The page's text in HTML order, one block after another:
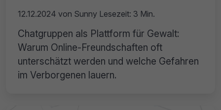
12.12.2024 von Sunny Lesezeit: 3 Min.
Chatgruppen als Plattform für Gewalt:
Warum Online-Freundschaften oft
unterschätzt werden und welche Gefahren
im Verborgenen lauern.